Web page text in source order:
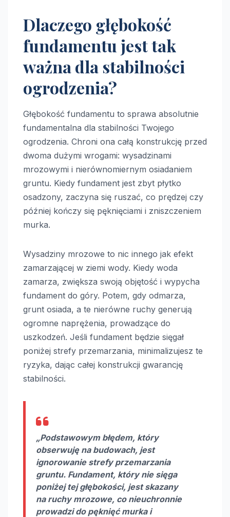
Dlaczego głębokość
fundamentu jest tak
ważna dla stabilności
ogrodzenia?
Głębokość fundamentu to sprawa absolutnie
fundamentalna dla stabilności Twojego
ogrodzenia. Chroni ona całą konstrukcję przed
dwoma dużymi wrogami: wysadzinami
mrozowymi i nierównomiernym osiadaniem
gruntu. Kiedy fundament jest zbyt płytko
osadzony, zaczyna się ruszać, co prędzej czy
później kończy się pęknięciami i zniszczeniem
murka.
Wysadziny mrozowe to nic innego jak efekt
zamarzającej w ziemi wody. Kiedy woda
zamarza, zwiększa swoją objętość i wypycha
fundament do góry. Potem, gdy odmarza,
grunt osiada, a te nierówne ruchy generują
ogromne naprężenia, prowadzące do
uszkodzeń. Jeśli fundament będzie sięgał
poniżej strefy przemarzania, minimalizujesz te
ryzyka, dając całej konstrukcji gwarancję
stabilności.
„Podstawowym błędem, który
obserwuję na budowach, jest
ignorowanie strefy przemarzania
gruntu. Fundament, który nie sięga
poniżej tej głębokości, jest skazany
na ruchy mrozowe, co nieuchronnie
prowadzi do pęknięć murka i